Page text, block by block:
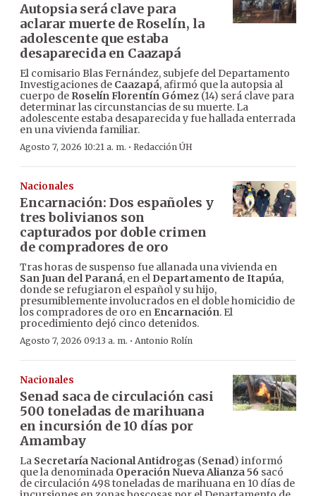
Autopsia será clave para
aclarar muerte de Roselín, la
adolescente que estaba
desaparecida en Caazapá
El comisario Blas Fernández, subjefe del Departamento
Investigaciones de Caazapá, afirmó que la autopsia al
cuerpo de Roselín Florentín Gómez (14) será clave para
determinar las circunstancias de su muerte. La
adolescente estaba desaparecida y fue hallada enterrada
en una vivienda familiar.
Agosto 7, 2026 10:21 a. m. · Redacción ÚH
Nacionales
Encarnación: Dos españoles y
tres bolivianos son
capturados por doble crimen
de compradores de oro
Tras horas de suspenso fue allanada una vivienda en
San Juan del Paraná, en el Departamento de Itapúa,
donde se refugiaron el español y su hijo,
presumiblemente involucrados en el doble homicidio de
los compradores de oro en Encarnación. El
procedimiento dejó cinco detenidos.
Agosto 7, 2026 09:13 a. m. · Antonio Rolín
Nacionales
Senad saca de circulación casi
500 toneladas de marihuana
en incursión de 10 días por
Amambay
La Secretaría Nacional Antidrogas (Senad) informó
que la denominada Operación Nueva Alianza 56 sacó
de circulación 498 toneladas de marihuana en 10 días de